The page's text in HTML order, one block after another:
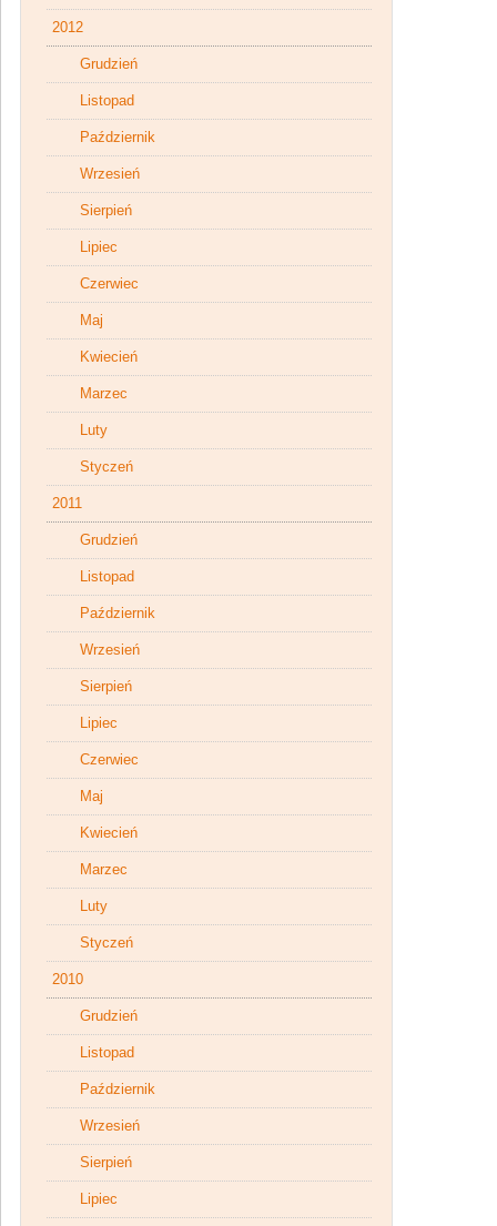
2012
Grudzień
Listopad
Październik
Wrzesień
Sierpień
Lipiec
Czerwiec
Maj
Kwiecień
Marzec
Luty
Styczeń
2011
Grudzień
Listopad
Październik
Wrzesień
Sierpień
Lipiec
Czerwiec
Maj
Kwiecień
Marzec
Luty
Styczeń
2010
Grudzień
Listopad
Październik
Wrzesień
Sierpień
Lipiec